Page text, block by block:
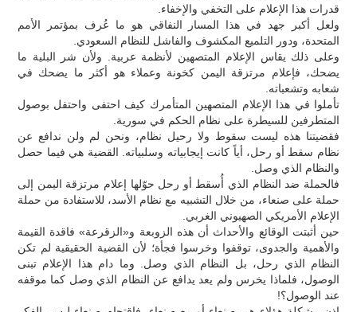
قدرات هذا الإعلام على التخفي والإخفاء.
ولعل أكبر جهد في هذا المسار النفاقي هو ما عُرف بمؤتمر الأمم
المتحدة، ودور التلميع المكشوف والفاشل للنظام السعودي.
وعلى ذلك يقاس الإعلام المتصهين لأنظمة عربية. ولأن شر البلية ما
يضحك، فإعلام مرتزقة اليمن كخونة وعملاء هو أكثر ما يضحك في
شعابه وتشعباته.
تأملوا في هذا الإعلام المتصهين المتأمرك كيف احتفى واحتفل بوصول
المتطرفين للسيطرة على نظام الحكم في سورية.
فقضيتنا هذه ليست سقوط ولا رحيل نظام، ونحن لم ولن ندافع عن
نظام سقط أو رحل، أياً كانت إيجابياته وسلبياته. القضية هي فيما حصل
والنظام الذي وصل.
فالحملة ضد النظام الذي أُسقط أو رحل حوّلها إعلام مرتزقة اليمن إلى
حملة على صنعاء، من خلال التشبيه مع نظام الأسد، للاستفادة من حملة
الإعلام الأمريكي الصهيوني الغربي.
حين أثبتت الوقائع والأحداث أن هذه الزوبعة و«الزقرعة» فاقدة القيمة
والأهمية والجدوى، توقفوا وخرسوا فجأة؛ لأن القضية الحقيقية لم تكن
النظام الذي رحل، بل النظام الذي وصل. وما دام هذا الإعلام تبنى
الوصول، فلماذا يخرس ولم يعد يدافع عن النظام الذي وصل كما موقفه
عند الوصول؟!